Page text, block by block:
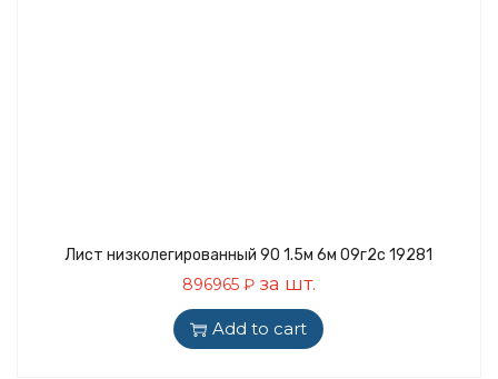
Лист низколегированный 90 1.5м 6м 09г2с 19281
896965 ₽за шт.
Add to cart